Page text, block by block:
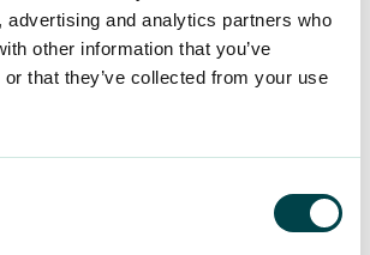
advertising and analytics partners who
other information that you’ve
that they’ve collected from your use